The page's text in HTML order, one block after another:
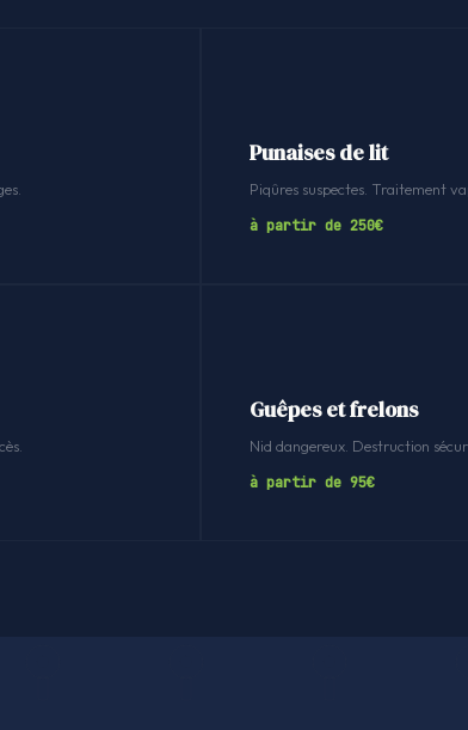
Punaises de lit
Piqûres suspectes. Traitement
à partir de 250€
Guêpes et frelons
Nid dangereux. Destruction
à partir de 95€